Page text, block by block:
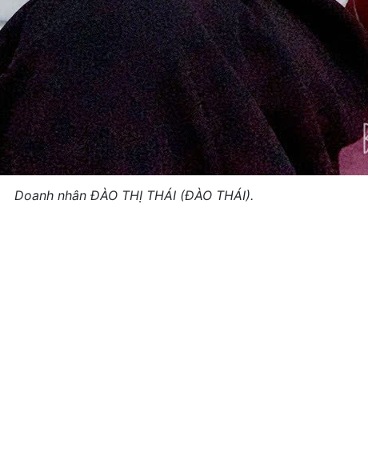
Doanh nhân ĐÀO THỊ THÁI (ĐÀO THÁI).